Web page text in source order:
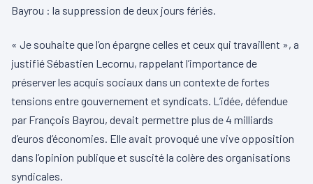
Bayrou : la suppression de deux jours fériés.
« Je souhaite que l’on épargne celles et ceux qui travaillent », a
justifié Sébastien Lecornu, rappelant l’importance de
préserver les acquis sociaux dans un contexte de fortes
tensions entre gouvernement et syndicats. L’idée, défendue
par François Bayrou, devait permettre plus de 4 milliards
d’euros d’économies. Elle avait provoqué une vive opposition
dans l’opinion publique et suscité la colère des organisations
syndicales.